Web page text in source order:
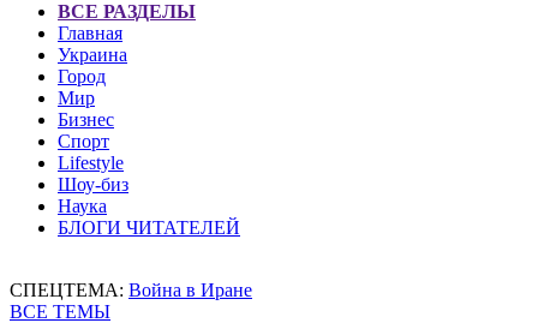
ВСЕ РАЗДЕЛЫ
Главная
Украина
Город
Мир
Бизнес
Спорт
Lifestyle
Шоу-биз
Наука
БЛОГИ ЧИТАТЕЛЕЙ
СПЕЦТЕМА: Война в Иране
ВСЕ ТЕМЫ